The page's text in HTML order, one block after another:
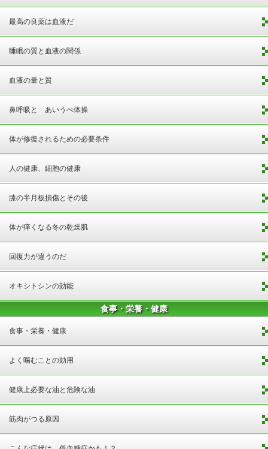
最高の良薬は血液だ
睡眠の質と血液の関係
血液の量と質
鼻呼吸と あいうべ体操
体が修復されるための必要条件
人の健康、細胞の健康
膝の半月板損傷とその後
体が痒くなる冬の乾燥肌
回復力が違うのだ
オキシトシンの効能
食事・栄養・健康
食事・栄養・健康
よく噛むことの効用
健康上必要な油と危険な油
筋肉がつる原因